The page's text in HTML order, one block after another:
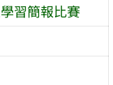
習簡報比賽